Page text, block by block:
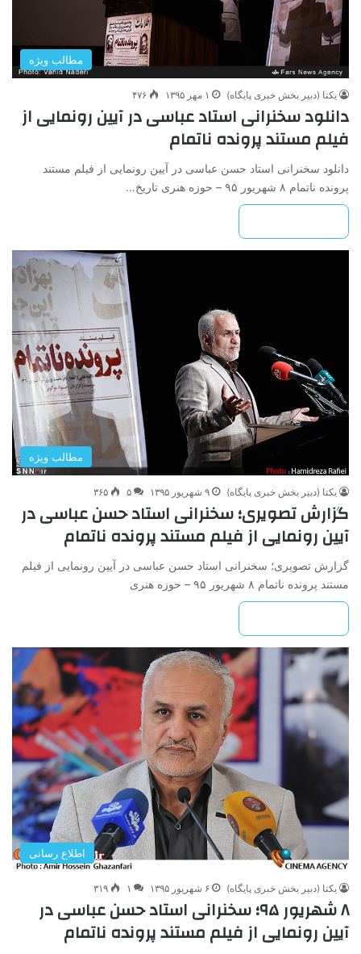
مطالب ویژه
یکتا (دبیر بخش خبری پایگاه) ۱ مهر ۱۳۹۵ ۴۷۶
دانلود سخنرانی استاد عباسی در آیین رونمایی از
فیلم مستند پرونده ناتمام
دانلود سخنرانی استاد حسن عباسی در آیین رونمایی از فیلم مستند
پرونده ناتمام ۸ شهریور ۹۵ – حوزه هنری تاریخ…
مطالب ویژه
یکتا (دبیر بخش خبری پایگاه) ۹ شهریور ۱۳۹۵ ۵ ۳۶۵
گزارش تصویری؛ سخنرانی استاد حسن عباسی در
آیین رونمایی از فیلم مستند پرونده ناتمام
گزارش تصویری؛ سخنرانی استاد حسن عباسی در آیین رونمایی از فیلم
مستند پرونده ناتمام ۸ شهریور ۹۵ – حوزه هنری
اطلاع رسانی
یکتا (دبیر بخش خبری پایگاه) ۶ شهریور ۱۳۹۵ ۱ ۳۱۹
۸ شهریور ۹۵؛ سخنرانی استاد حسن عباسی در
آیین رونمایی از فیلم مستند پرونده ناتمام